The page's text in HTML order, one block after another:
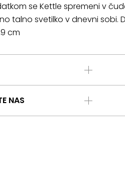
se Kettle spremeni v
talno svetilko v dnevni sobi.
cm
NAS